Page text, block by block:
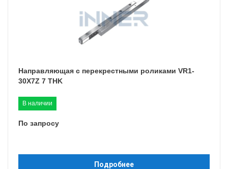
Направляющая с перекрестными роликами VR1-
30X7Z 7 THK
В наличии
По запросу
Подробнее